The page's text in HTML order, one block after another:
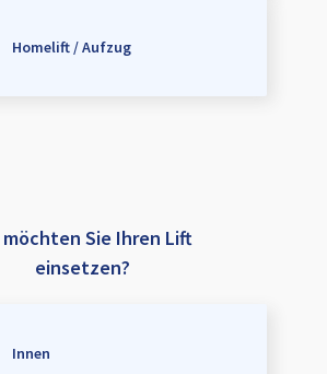
Homelift / Aufzug
möchten Sie Ihren Lift
einsetzen?
Innen